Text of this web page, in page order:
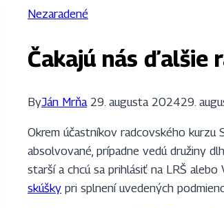
Nezaradené
Čakajú nás ďalšie
ByJán Mrňa 29. augusta 202429.
Okrem účastníkov radcovského kurzu
absolvované, prípadne vedú družiny
starší a chcú sa prihlásiť na LRŠ
skúšky pri splnení uvedených